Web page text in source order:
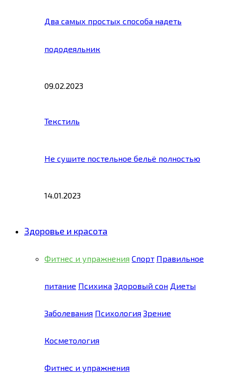
Два самых простых способа надеть
пододеяльник
09.02.2023
Текстиль
Не сушите постельное бельё полностью
14.01.2023
Здоровье и красота
Фитнес и упражнения Спорт Правильное
питание Психика Здоровый сон Диеты
Заболевания Психология Зрение
Косметология
Фитнес и упражнения